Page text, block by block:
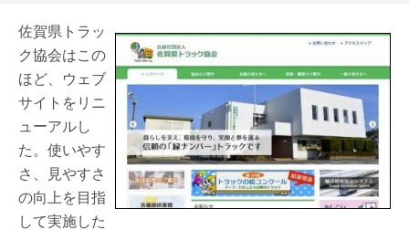
佐賀県トラッ
ク協会はこの
ほど、ウェブ
サイトをリニ
ューアルし
た。使いやす
さ、見やすさ
の向上を目指
して実施した